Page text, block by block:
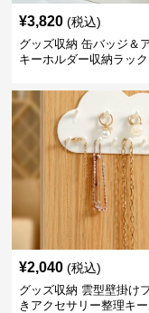
¥3,820 (税込)
グッズ収納 缶バッジ＆
キーホルダー収納ラック
¥2,040 (税込)
グッズ収納 雲型壁掛け
きアクセサリー整理キ